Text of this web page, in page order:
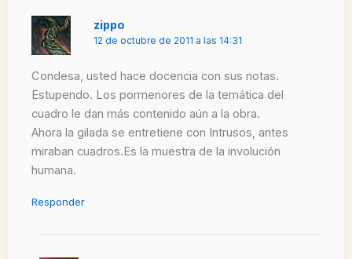
zippo
12 de octubre de 2011 a las 14:31
Condesa, usted hace docencia con sus notas.
Estupendo. Los pormenores de la temática del
cuadro le dan más contenido aún a la obra.
Ahora la gilada se entretiene con Intrusos, antes
miraban cuadros.Es la muestra de la involución
humana.
Responder